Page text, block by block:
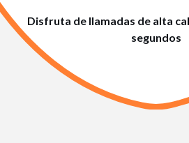
Disfruta de llamadas de alta
segundos